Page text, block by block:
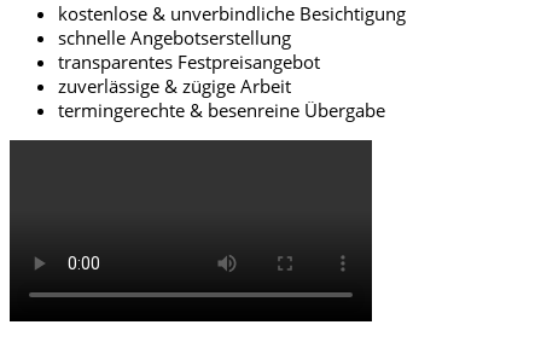
kostenlose & unverbindliche Besichtigung
schnelle Angebotserstellung
transparentes Festpreisangebot
zuverlässige & zügige Arbeit
termingerechte & besenreine Übergabe